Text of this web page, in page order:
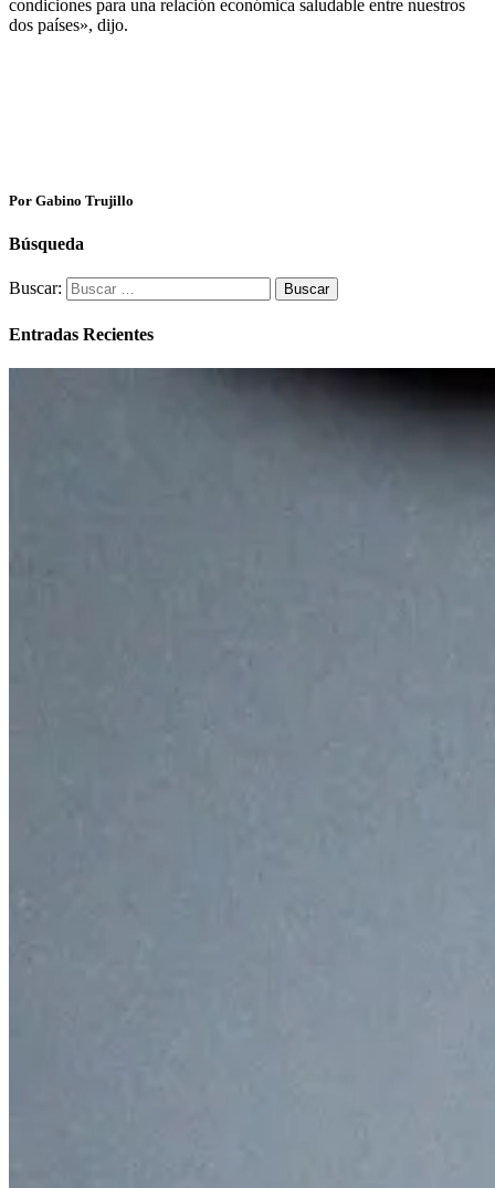
condiciones para una relación económica saludable entre nuestros
dos países», dijo.
Por Gabino Trujillo
Búsqueda
Buscar:
Entradas Recientes